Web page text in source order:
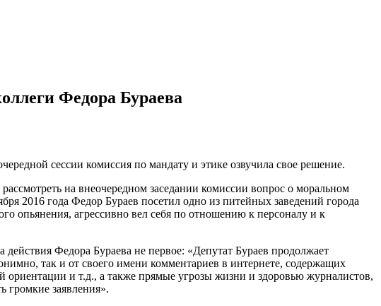
Федора Бураева
сессии комиссия по мандату и этике озвучила свое решение.
на внеочередном заседании комиссии вопрос о моральном
2016 года Федор Бураев посетил одно из питейных заведений города
опьянения, агрессивно вел себя по отношению к персоналу и к
Федора Бураева не первое: «Депутат Бураев продолжает
так и от своего имени комментариев в интернете, содержащих
ориентации и т.д., а также прямые угрозы жизни и здоровью журналистов,
громкие заявления».